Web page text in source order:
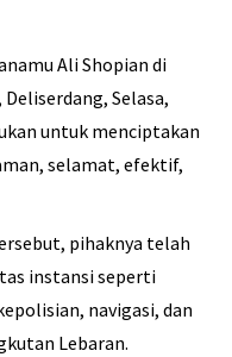
Ali Shopian di
Selasa,
untuk menciptakan
selamat, efektif,
pihaknya telah
instansi seperti
navigasi, dan
Lebaran.